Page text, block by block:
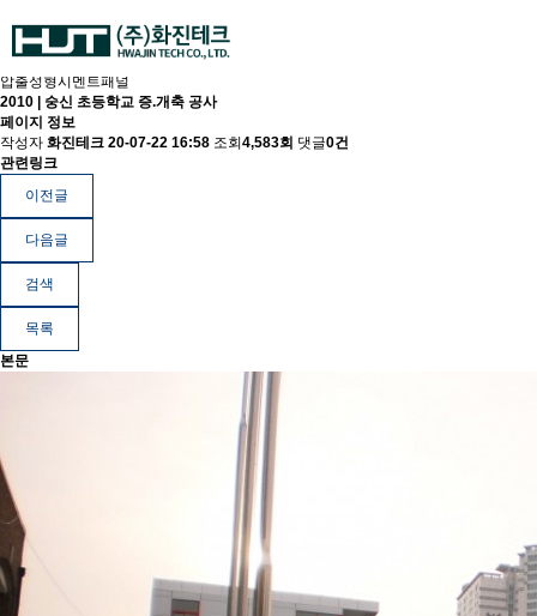
압출성형시멘트패널
2010 | 숭신 초등학교 증.개축 공사
페이지 정보
작성자 화진테크 20-07-22 16:58 조회 4,583회 댓글0건
관련링크
이전글
다음글
검색
목록
본문